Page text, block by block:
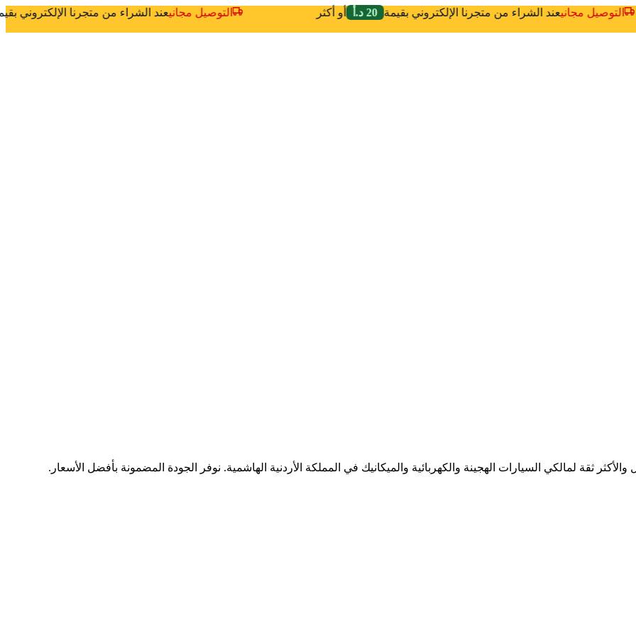
التوصيل مجانيعند الشراء من متجرنا الإلكتروني التوصيل مجانيعند الشراء من متجرنا الإلكتروني بقيمة 20 د.أ أو أكثر
ثقة لمالكي السيارات الهجينة والكهربائية والميكانيك في المملكة الأردنية الهاشمية. نوفر الجودة المضمونة بأفضل الأسعار.